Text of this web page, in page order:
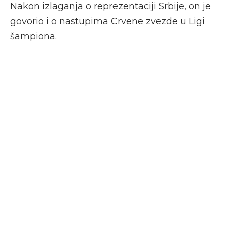
Nakon izlaganja o reprezentaciji Srbije, on je
govorio i o nastupima Crvene zvezde u Ligi
šampiona.